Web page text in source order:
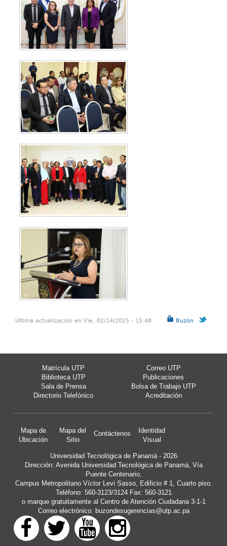
Buzón
Última actualización en Vie, 02/14/2025 - 15:48
Matrícula UTP
Correo UTP
Biblioteca UTP
Publicaciones
Sala de Prensa
Bolsa de Trabajo UTP
Directorio Telefónico
Acreditación
Mapa de
Ubicación
Mapa del
Sitio
Contáctenos
Identidad
Visual
Universidad Tecnológica de Panamá - 2026
Dirección: Avenida Universidad Tecnológica de Panamá, Vía
Puente Centenario,
Campus Metropolitano Víctor Levi Sasso, Edificio # 1, Cuarto piso.
Teléfono: 560-3123/3124 Fax: 560-3121
o marque gratuitamente al Centro de Atención Ciudadana 3-1-1
Correo electrónico: buzondesugerencias@utp.ac.pa